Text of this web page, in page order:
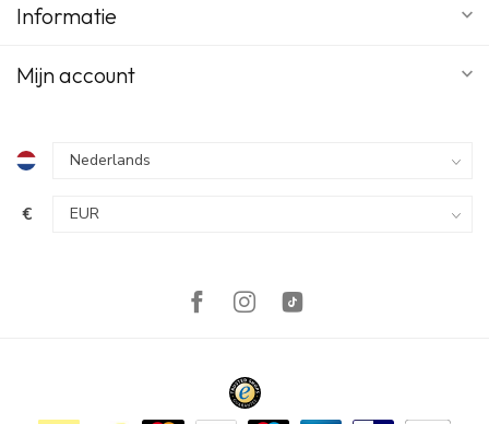
Informatie
Mijn account
€